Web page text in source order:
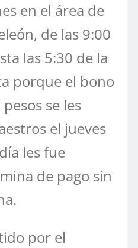
en el área de
de las 9:00
las 5:30 de la
porque el bono
se les
el jueves
les fue
de pago sin
por el